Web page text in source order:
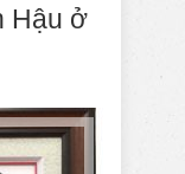
Hậu ở